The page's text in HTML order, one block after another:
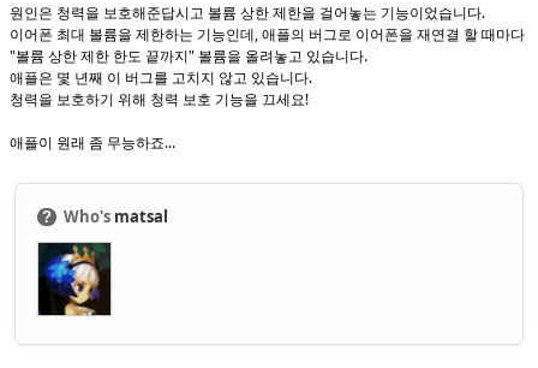
원인은 청력을 보호해준답시고 볼륨 상한 제한을 걸어놓는 기능이었습니다.
이어폰 최대 볼륨을 제한하는 기능인데, 애플의 버그로 이어폰을 재연결 할 때마다
"볼륨 상한 제한 한도 끝까지" 볼륨을 올려놓고 있습니다.
애플은 몇 년째 이 버그를 고치지 않고 있습니다.
청력을 보호하기 위해 청력 보호 기능을 끄세요!
애플이 원래 좀 무능하죠...
? Who's matsal